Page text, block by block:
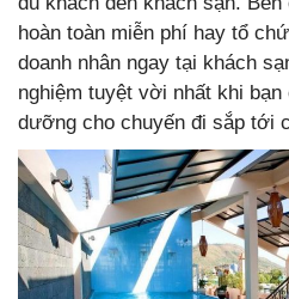
hoàn toàn miễn phí hay tổ
doanh nhân ngay tại khách
nghiệm tuyệt vời nhất khi
dưỡng cho chuyến đi sắp tới